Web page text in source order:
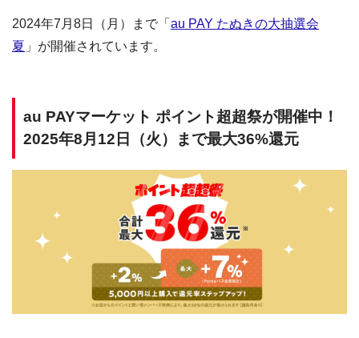
2024年7月8日（月）まで「 au PAY たぬきの大抽選会
夏 」が開催されています。
au PAYマーケット ポイント超超祭が開催中！
2025年8月12日（火）まで最大36%還元